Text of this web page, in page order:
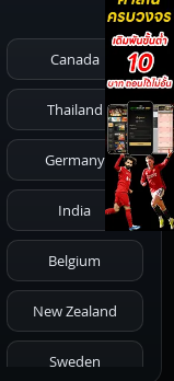
1987
1983 1982
1978 1977
1973 1972
1968 1967
1963 1962
1955
Canada
Thailand
Germany
India
Belgium
New Zealand
Sweden